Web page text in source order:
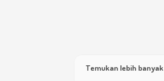
Temukan lebih banyak